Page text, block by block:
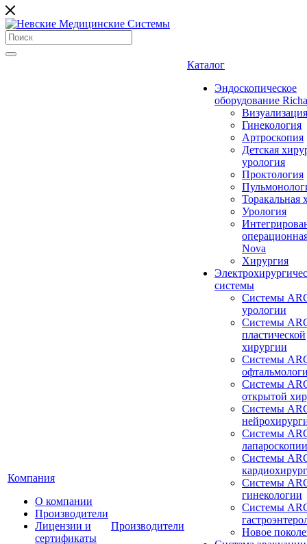
Компания
О компании
Производители
Лицензии и
сертификаты
Производители
Каталог
Эндоскопическое
оборудование
Визуализация
Гинекология
Артроскопия
Детская
урология
Проктология
Торакальная
Урология
Nova
Хирургия
системы
Системы
урологии
Системы
пластической
хирургии
Системы
Системы
открытой
Системы
Системы
лапароскопии
Системы
Системы
гинекологии
Системы
Новое